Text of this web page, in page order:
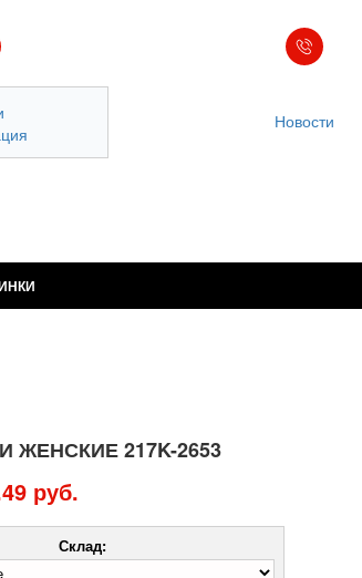
Новости
ЖЕНСКИЕ 217K-2653
руб.
Склад: